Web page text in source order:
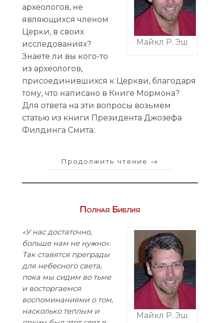
Майкл Р. Эш
археологов, не
являющихся членом
Церки, в своих
исследованиях?
Знаете ли вы кого-то
из археологов,
присоединившихся к Церкви, благодаря
тому, что написано в Книге Мормона?
Для ответа на эти вопросы возьмем
статью из книги Президента Джозефа
Филдинга Смита:
Продолжить чтение →
Полная Библия
Майкл Р. Эш
«У нас достаточно,
больше нам не нужно».
Так ставятся преграды
для небесного света,
пока мы сидим во тьме
и восторгаемся
воспоминаниями о том,
насколько теплым и